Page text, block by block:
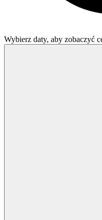
Wybierz daty, aby zobaczyć